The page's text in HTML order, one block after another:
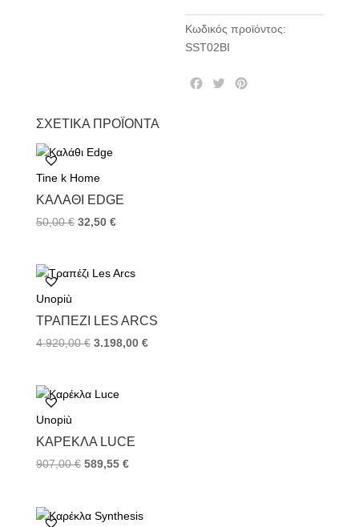
Κωδικός προϊόντος:
SST02BI
T
ΣΧΕΤΙΚΆ ΠΡΟΪΌΝΤΑ
Tine k Home
ΚΑΛΆΘΙ EDGE
50,00€ 32,50 €
Unopiù
TΡΑΠΈΖΙ LES ARCS
4.920,00€ 3.198,00 €
Unopiù
ΚΑΡΈΚΛΑ LUCE
907,00€ 589,55 €